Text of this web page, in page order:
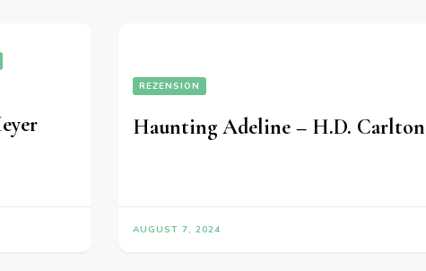
REZENSION
Haunting Adeline – H.D. Carlton
AUGUST 7, 2024